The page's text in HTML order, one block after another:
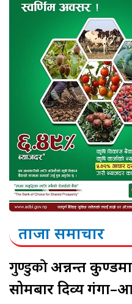
ताजा समाचार
गुण्डुकोअन्नन्त
सोमबार दिव्य